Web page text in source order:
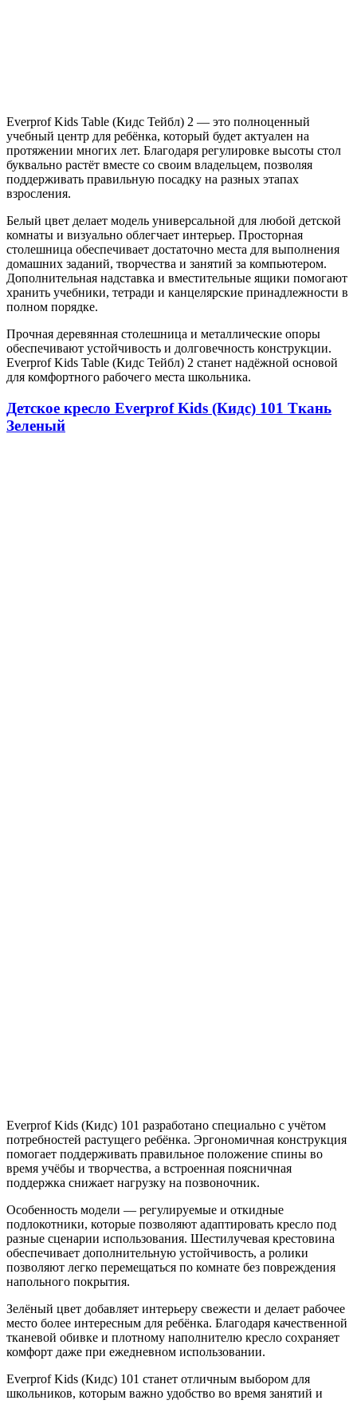
Everprof Kids Table (Кидс Тейбл) 2 — это полноценный
учебный центр для ребёнка, который будет актуален на
протяжении многих лет. Благодаря регулировке высоты стол
буквально растёт вместе со своим владельцем, позволяя
поддерживать правильную посадку на разных этапах
взросления.
Белый цвет делает модель универсальной для любой детской
комнаты и визуально облегчает интерьер. Просторная
столешница обеспечивает достаточно места для выполнения
домашних заданий, творчества и занятий за компьютером.
Дополнительная надставка и вместительные ящики помогают
хранить учебники, тетради и канцелярские принадлежности в
полном порядке.
Прочная деревянная столешница и металлические опоры
обеспечивают устойчивость и долговечность конструкции.
Everprof Kids Table (Кидс Тейбл) 2 станет надёжной основой
для комфортного рабочего места школьника.
Детское кресло Everprof Kids (Кидс) 101 Ткань
Зеленый
Everprof Kids (Кидс) 101 разработано специально с учётом
потребностей растущего ребёнка. Эргономичная конструкция
помогает поддерживать правильное положение спины во
время учёбы и творчества, а встроенная поясничная
поддержка снижает нагрузку на позвоночник.
Особенность модели — регулируемые и откидные
подлокотники, которые позволяют адаптировать кресло под
разные сценарии использования. Шестилучевая крестовина
обеспечивает дополнительную устойчивость, а ролики
позволяют легко перемещаться по комнате без повреждения
напольного покрытия.
Зелёный цвет добавляет интерьеру свежести и делает рабочее
место более интересным для ребёнка. Благодаря качественной
тканевой обивке и плотному наполнителю кресло сохраняет
комфорт даже при ежедневном использовании.
Everprof Kids (Кидс) 101 станет отличным выбором для
школьников, которым важно удобство во время занятий и